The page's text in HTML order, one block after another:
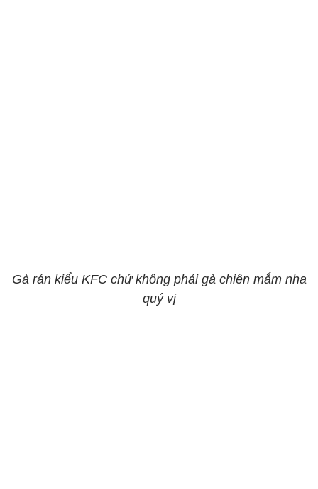
Gà rán kiểu KFC chứ không phải gà chiên mắm nha
quý vị